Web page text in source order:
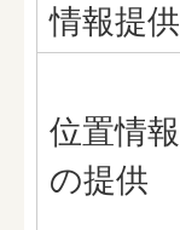
情報提供
位置情報
の提供